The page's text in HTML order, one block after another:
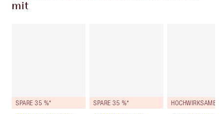
mit
SPARE 35 %* SPARE 35 %*